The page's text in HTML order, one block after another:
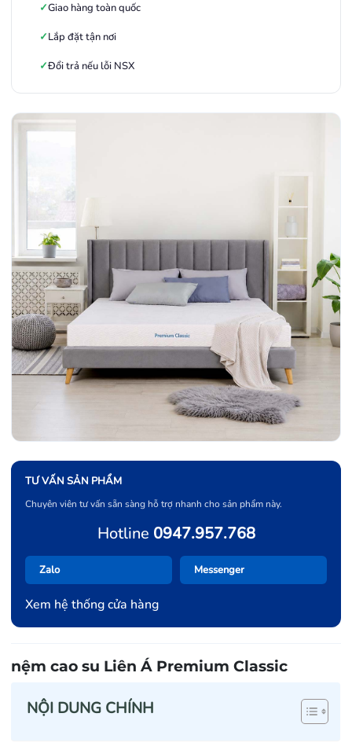
Giao hàng toàn quốc
Lắp đặt tận nơi
Đổi trả nếu lỗi NSX
TƯ VẤN SẢN PHẨM
Chuyên viên tư vấn sẵn sàng hỗ trợ nhanh cho sản phẩm này.
Hotline 0947.957.768
Zalo Messenger
Xem hệ thống cửa hàng
nệm cao su Liên Á Premium Classic
NỘI DUNG CHÍNH